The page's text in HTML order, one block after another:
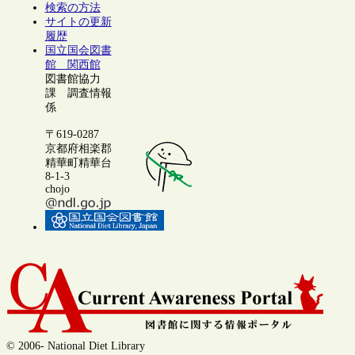
検索の方法
サイトの更新
履歴
国立国会図書
館 関西館
図書館協力
課 調査情報
係
〒619-0287
京都府相楽郡
精華町精華台
8-1-3
chojo
© 2006- National Diet Library